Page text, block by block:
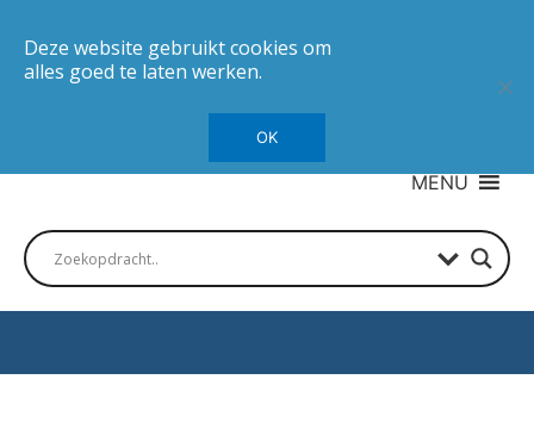
MENU
Deze website gebruikt cookies om
alles goed te laten werken.
OK